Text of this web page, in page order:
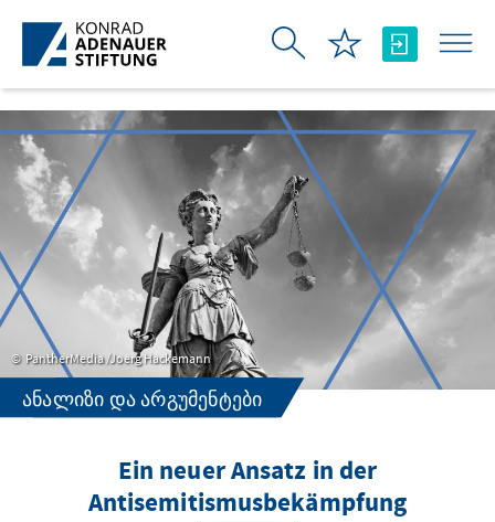
Skip to Main Content
PantherMedia /Joerg Hackemann
ᲐᲜᲐᲚᲘᲖᲘ ᲓᲐ ᲐᲠᲒᲣᲛᲔᲜᲢᲔᲑᲘ
Ein neuer Ansatz in der
Antisemitismusbekämpfung